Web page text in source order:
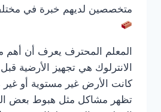
متخصصين لديهم خبرة في مختلف
المعلم المحترف يعرف أن
الانترلوك هي تجهيز الأرضية
كانت الأرض غير مستوية أو
تظهر مشاكل مثل هبوط بعض